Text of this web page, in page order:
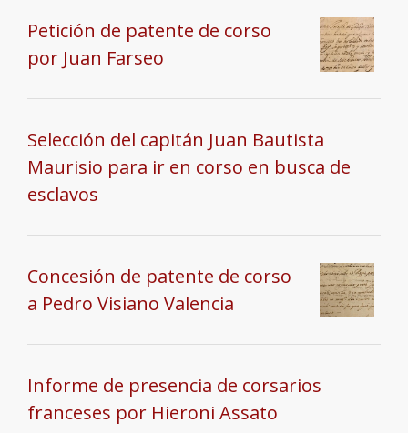
Petición de patente de corso
por Juan Farseo
Selección del capitán Juan Bautista
Maurisio para ir en corso en busca de
esclavos
Concesión de patente de corso
a Pedro Visiano Valencia
Informe de presencia de corsarios
franceses por Hieroni Assato